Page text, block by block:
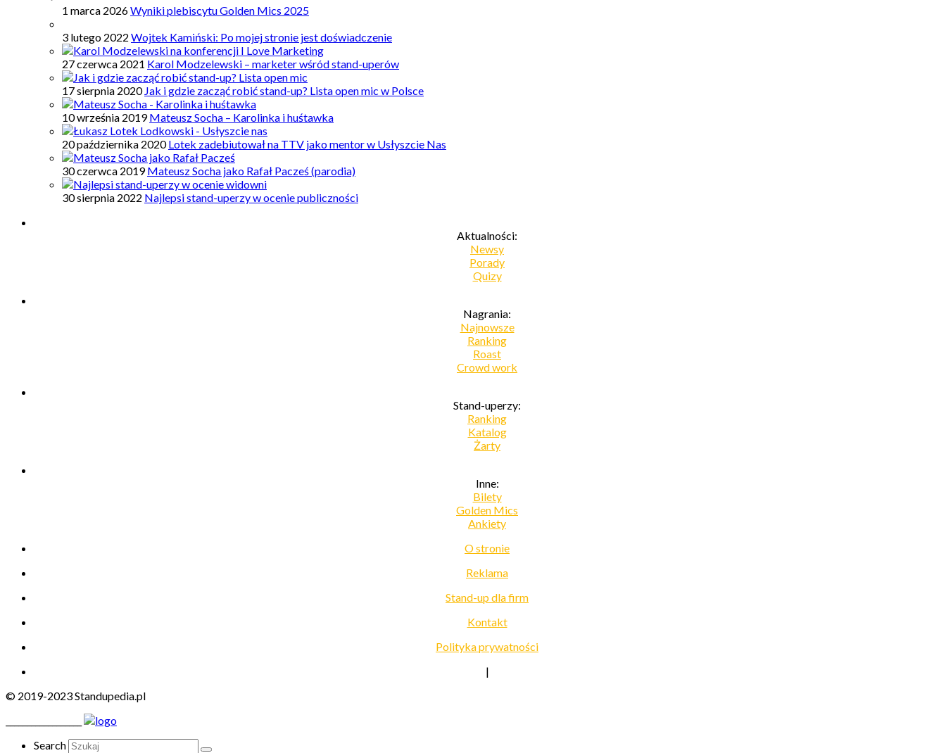
1 marca 2026Wyniki plebiscytu Golden Mics 2025
3 lutego 2022 Wojtek Kamiński: Po mojej stronie jest doświadczenie
27 czerwca 2021 Karol Modzelewski – marketer wśród stand-uperów
17 sierpnia 2020 Jak i gdzie zacząć robić stand-up? Lista open mic w Polsce
10 września 2019 Mateusz Socha – Karolinka i huśtawka
20 października 2020 Lotek zadebiutował na TTV jako mentor w Usłyszcie Nas
30 czerwca 2019 Mateusz Socha jako Rafał Pacześ (parodia)
30 sierpnia 2022 Najlepsi stand-uperzy w ocenie publiczności
Aktualności:
Newsy
Porady
Quizy
Nagrania:
Najnowsze
Ranking
Roast
Crowd work
Stand-uperzy:
Ranking
Katalog
Żarty
Inne:
Bilety
Golden Mics
Ankiety
O stronie
Reklama
Stand-up dla firm
Kontakt
Polityka prywatności
|
© 2019-2023 Standupedia.pl
Search